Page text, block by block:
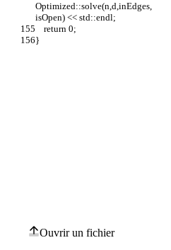
Optimized::solve(n,d,inEdges,
isOpen) << std::endl;
    return 0;
}
Ouvrir un fichier